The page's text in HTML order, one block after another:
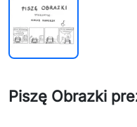
Piszę Obrazki